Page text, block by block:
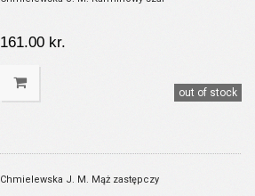
161.00 kr.
out of stock
Chmielewska J. M. Mąż zastępczy